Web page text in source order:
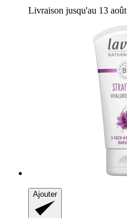
Livraison jusqu'au 13 août
Ajouter